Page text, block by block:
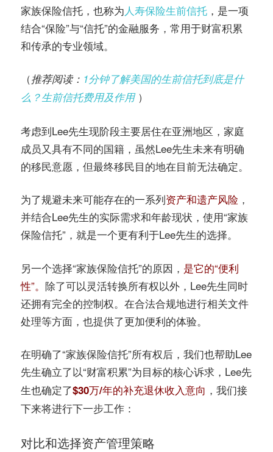
家族保险信托，也称为 人寿保险生前信托 ，是一项
结合“保险”与“信托”的金融服务，常用于财富积累
和传承的专业领域。
（推荐阅读： 1分钟了解美国的生前信托到底是什
么？生前信托费用及作用）
考虑到Lee先生现阶段主要居住在亚洲地区，家庭
成员又具有不同的国籍，虽然Lee先生未来有明确
的移民意愿，但最终移民目的地在目前无法确定。
为了规避未来可能存在的一系列资产和遗产风险 ，
并结合Lee先生的实际需求和年龄现状，使用“家族
保险信托”，就是一个更有利于Lee先生的选择。
另一个选择“家族保险信托”的原因， 是它的“便利
性”。 除了可以灵活转换所有权以外，Lee先生同时
还拥有完全的控制权。在合法合规地进行相关文件
处理等方面，也提供了更加便利的体验。
在明确了“家族保险信托”所有权后，我们也帮助Lee
先生确立了以“财富积累”为目标的核心诉求，Lee先
生也确定了$30万/年的补充退休收入意向 ，我们接
下来将进行下一步工作：
对比和选择资产管理策略